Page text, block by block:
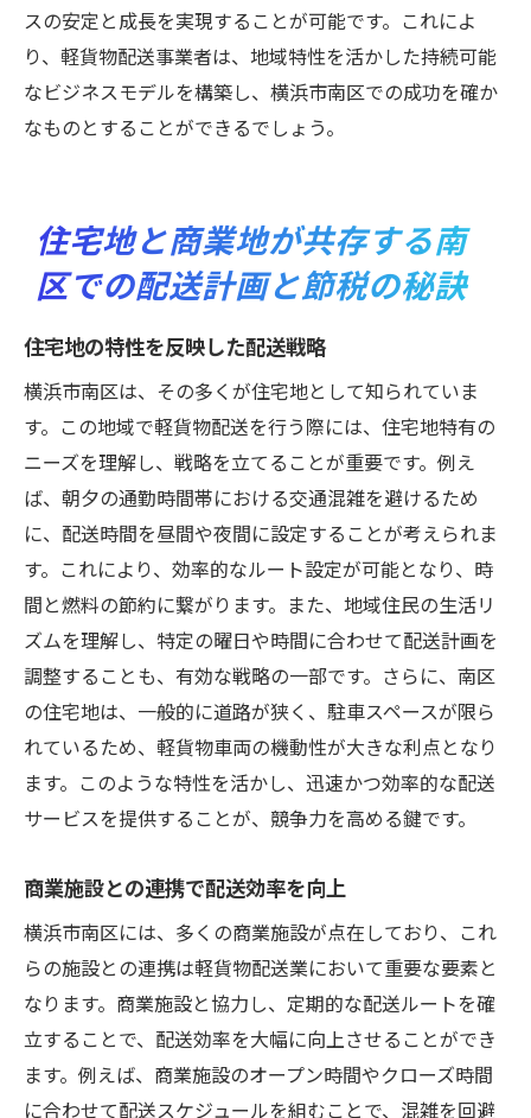
スの安定と成長を実現することが可能です。これによ
り、軽貨物配送事業者は、地域特性を活かした持続可能
なビジネスモデルを構築し、横浜市南区での成功を確か
なものとすることができるでしょう。
住宅地と商業地が共存する南
区での配送計画と節税の秘訣
住宅地の特性を反映した配送戦略
横浜市南区は、その多くが住宅地として知られていま
す。この地域で軽貨物配送を行う際には、住宅地特有の
ニーズを理解し、戦略を立てることが重要です。例え
ば、朝夕の通勤時間帯における交通混雑を避けるため
に、配送時間を昼間や夜間に設定することが考えられま
す。これにより、効率的なルート設定が可能となり、時
間と燃料の節約に繋がります。また、地域住民の生活リ
ズムを理解し、特定の曜日や時間に合わせて配送計画を
調整することも、有効な戦略の一部です。さらに、南区
の住宅地は、一般的に道路が狭く、駐車スペースが限ら
れているため、軽貨物車両の機動性が大きな利点となり
ます。このような特性を活かし、迅速かつ効率的な配送
サービスを提供することが、競争力を高める鍵です。
商業施設との連携で配送効率を向上
横浜市南区には、多くの商業施設が点在しており、これ
らの施設との連携は軽貨物配送業において重要な要素と
なります。商業施設と協力し、定期的な配送ルートを確
立することで、配送効率を大幅に向上させることができ
ます。例えば、商業施設のオープン時間やクローズ時間
に合わせて配送スケジュールを組むことで、混雑を回避